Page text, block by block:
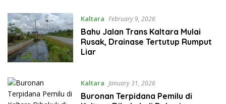
Kaltara February 9, 2026
Bahu Jalan Trans Kaltara Mulai
Rusak, Drainase Tertutup Rumput
Liar
Kaltara January 31, 2026
Buronan Terpidana Pemilu di